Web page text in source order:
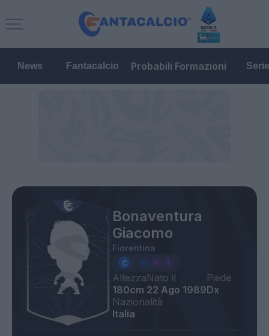
News Fantacalcio Probabili Formazioni
Bonaventura
Giacomo
Fiorentina
Altezza
180cm
Nato il
22 Ago 1989
Piede
Dx
Nazionalità
Italia